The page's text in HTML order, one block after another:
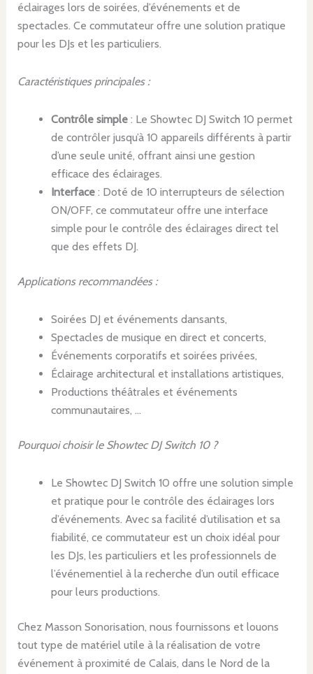
éclairages lors de soirées, d’événements et de
spectacles. Ce commutateur offre une solution pratique
pour les DJs et les particuliers.
Caractéristiques principales :
Contrôle simple: Le Showtec DJ Switch 10 permet
de contrôler jusqu’à 10 appareils différents à partir
d’une seule unité, offrant ainsi une gestion
efficace des éclairages.
Interface: Doté de 10 interrupteurs de sélection
ON/OFF, ce commutateur offre une interface
simple pour le contrôle des éclairages direct tel
que des effets DJ.
Applications recommandées :
Soirées DJ et événements dansants,
Spectacles de musique en direct et concerts,
Événements corporatifs et soirées privées,
Éclairage architectural et installations artistiques,
Productions théâtrales et événements
communautaires, …
Pourquoi choisir le Showtec DJ Switch 10 ?
Le Showtec DJ Switch 10 offre une solution simple
et pratique pour le contrôle des éclairages lors
d’événements. Avec sa facilité d’utilisation et sa
fiabilité, ce commutateur est un choix idéal pour
les DJs, les particuliers et les professionnels de
l’événementiel à la recherche d’un outil efficace
pour leurs productions.
Chez Masson Sonorisation, nous fournissons et louons
tout type de matériel utile à la réalisation de votre
événement à proximité de Calais, dans le Nord de la